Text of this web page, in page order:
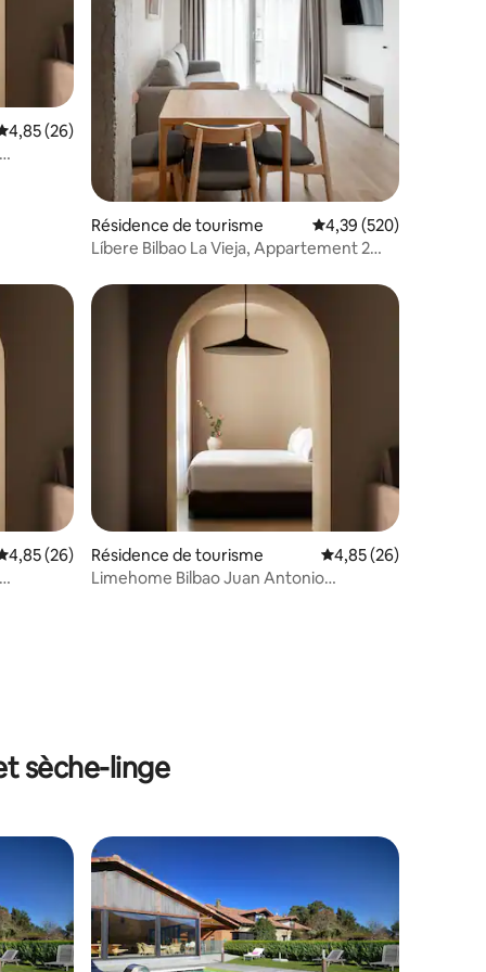
: 4,39 sur 5
moyenne sur la base de 26 commentaires : 4,85 sur 5
4,85 (26)
Résidence de tourisme Évaluation moyenne
4,39 (520)
Líbere Bilbao La Vieja, Appartement 2
: 4,85 sur 5
moyenne sur la base de 26 commentaires : 4,85 sur 5
4,85 (26)
Résidence de tourisme Évaluation moyenne
4,85 (26)
Limehome Bilbao Juan Antonio
sèche-linge